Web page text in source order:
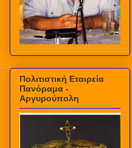
Πολιτιστική Εταιρεία
Πανόραμα -
Αργυρούπολη